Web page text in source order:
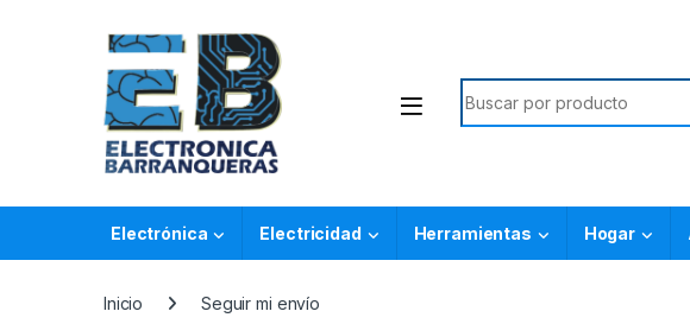
Electrónica Electricidad Herramientas Hogar
Inicio Seguir mi envío